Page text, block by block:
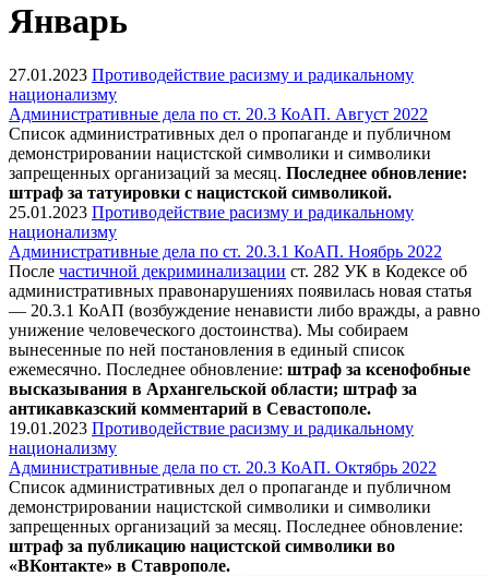
Январь
27.01.2023 Противодействие расизму и радикальному
национализму
Административные дела по ст. 20.3 КоАП. Август 2022
Список административных дел о пропаганде и публичном
демонстрировании нацистской символики и символики
запрещенных организаций за месяц. Последнее обновление:
штраф за татуировки с нацистской символикой.
25.01.2023 Противодействие расизму и радикальному
национализму
Административные дела по ст. 20.3.1 КоАП. Ноябрь 2022
После частичной декриминализации ст. 282 УК в Кодексе об
административных правонарушениях появилась новая статья
— 20.3.1 КоАП (возбуждение ненависти либо вражды, а равно
унижение человеческого достоинства). Мы собираем
вынесенные по ней постановления в единый список
ежемесячно. Последнее обновление: штраф за ксенофобные
высказывания в Архангельской области; штраф за
антикавказский комментарий в Севастополе.
19.01.2023 Противодействие расизму и радикальному
национализму
Административные дела по ст. 20.3 КоАП. Октябрь 2022
Список административных дел о пропаганде и публичном
демонстрировании нацистской символики и символики
запрещенных организаций за месяц. Последнее обновление:
штраф за публикацию нацистской символики во
«ВКонтакте» в Ставрополе.